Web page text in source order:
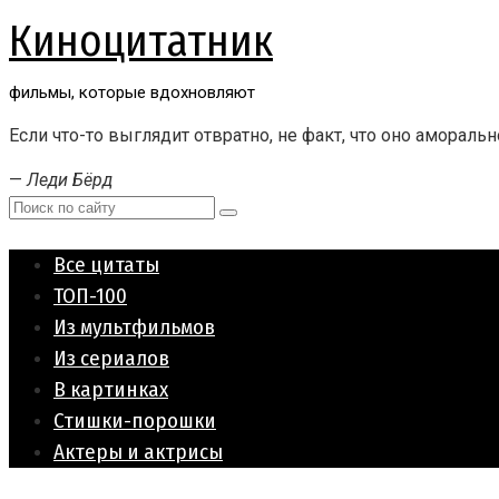
Перейти
к
Киноцитатник
фильмы, которые вдохновляют
Если что-то выглядит отвратно, не факт, что оно
—Леди Бёрд
Поиск:
Все цитаты
ТОП-100
Из мультфильмов
Из сериалов
В картинках
Стишки-порошки
Актеры и актрисы